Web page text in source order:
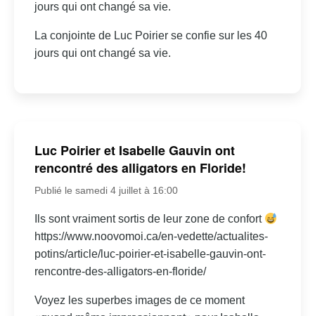
jours qui ont changé sa vie.
La conjointe de Luc Poirier se confie sur les 40
jours qui ont changé sa vie.
Luc Poirier et Isabelle Gauvin ont
rencontré des alligators en Floride!
Publié le samedi 4 juillet à 16:00
Ils sont vraiment sortis de leur zone de confort
https://www.noovomoi.ca/en-vedette/actualites-
potins/article/luc-poirier-et-isabelle-gauvin-ont-
rencontre-des-alligators-en-floride/
Voyez les superbes images de ce moment